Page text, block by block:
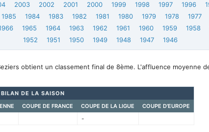
2003 2002 2001 2000 1999 1998 1997 1996
1985 1984 1983 1982 1981 1980 1979 1978 1977
1965 1964 1963 1962 1961 1960 1959 1958
1952
1951 1950 1949 1948 1947 1946
obtient un classement final de 8ème. L'affluence moyenne
BILAN DE LA SAISON
COUPE DE FRANCE COUPE DE LA LIGUE COUPE D'EUROPE
-